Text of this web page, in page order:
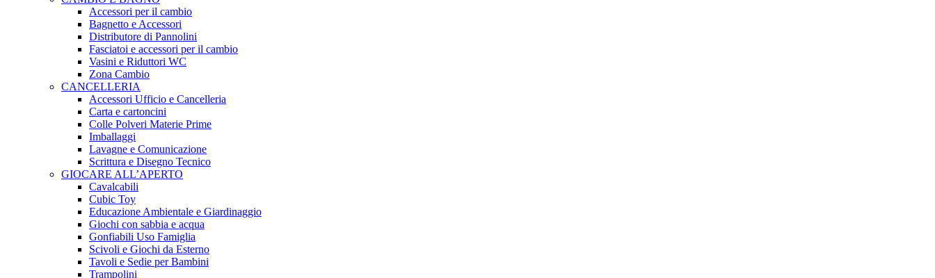
Accessori per il cambio
Bagnetto e Accessori
Distributore di Pannolini
Fasciatoi e accessori per il cambio
Vasini e Riduttori WC
Zona Cambio
CANCELLERIA
Accessori Ufficio e Cancelleria
Carta e cartoncini
Colle Polveri Materie Prime
Imballaggi
Lavagne e Comunicazione
Scrittura e Disegno Tecnico
GIOCARE ALL’APERTO
Cavalcabili
Cubic Toy
Educazione Ambientale e Giardinaggio
Giochi con sabbia e acqua
Gonfiabili Uso Famiglia
Scivoli e Giochi da Esterno
Tavoli e Sedie per Bambini
Trampolini